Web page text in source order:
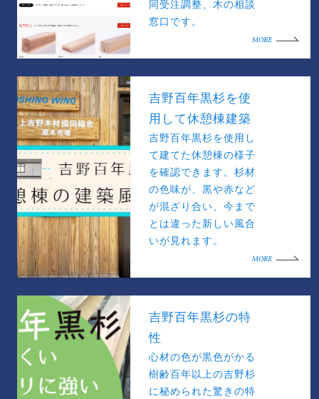
同受注調整、木の相談
窓口です。
MORE
吉野百年黒杉を使
用して休憩棟建築
吉野百年黒杉を使用し
て建てた休憩棟の様子
を確認できます。杉材
の色味が、黒や赤など
が混ざり合い、今まで
とは違った新しい風合
いが見れます。
MORE
吉野百年黒杉の特
性
心材の色が黒色がかる
樹齢百年以上の吉野杉
に秘められた驚きの特